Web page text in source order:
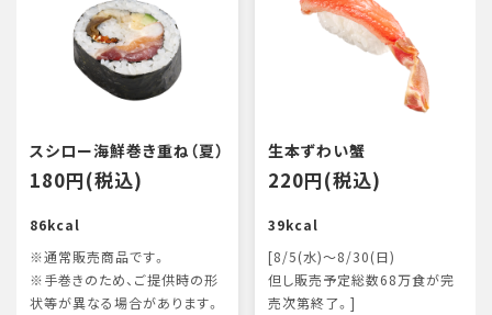
スシロー海鮮巻き重ね（夏）
180円(税込)
86kcal
※通常販売商品です。
※手巻きのため、ご提供時の形
状等が異なる場合があります。
生本ずわい蟹
220円(税込)
39kcal
[8/5(水)～8/30(日)
但し販売予定総数68万食が完
売次第終了。]